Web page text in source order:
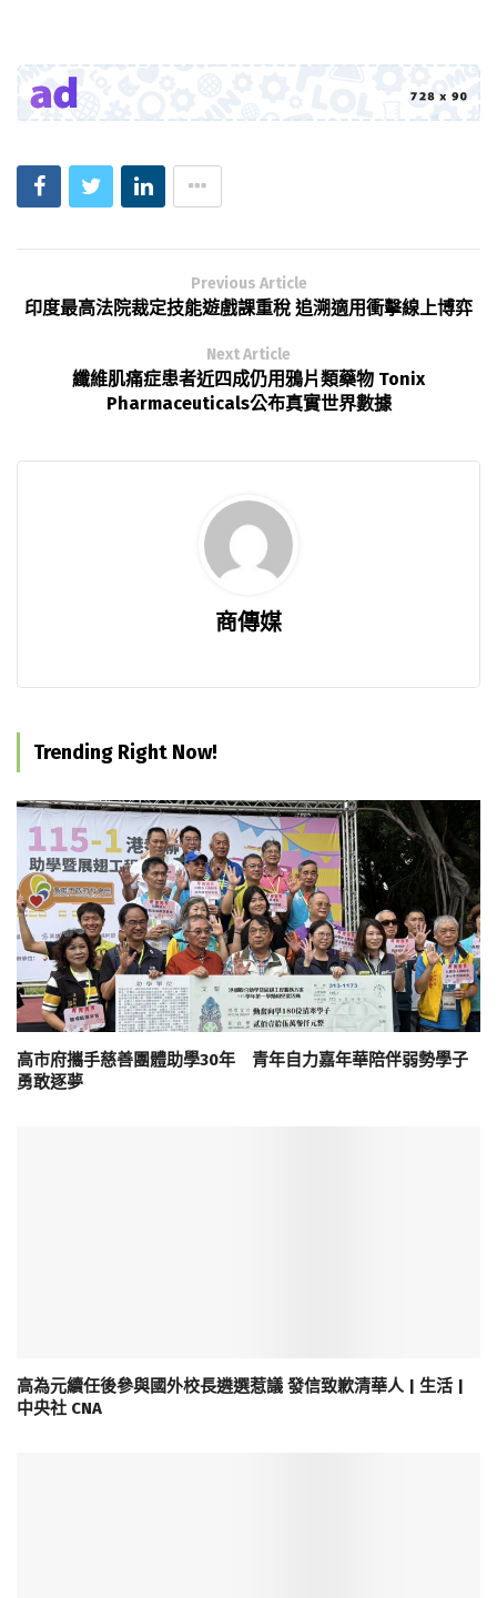
Previous Article
印度最高法院裁定技能遊戲課重稅 追溯適用衝擊線上博弈
Next Article
纖維肌痛症患者近四成仍用鴉片類藥物 Tonix
Pharmaceuticals公布真實世界數據
商傳媒
Trending Right Now!
高市府攜手慈善團體助學30年 青年自力嘉年華陪伴弱勢學子
勇敢逐夢
高為元續任後參與國外校長遴選惹議 發信致歉清華人 | 生活 |
中央社 CNA